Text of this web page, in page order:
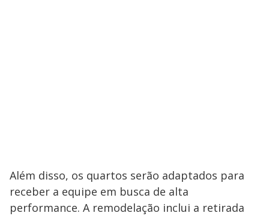
Além disso, os quartos serão adaptados para
receber a equipe em busca de alta
performance. A remodelação inclui a retirada